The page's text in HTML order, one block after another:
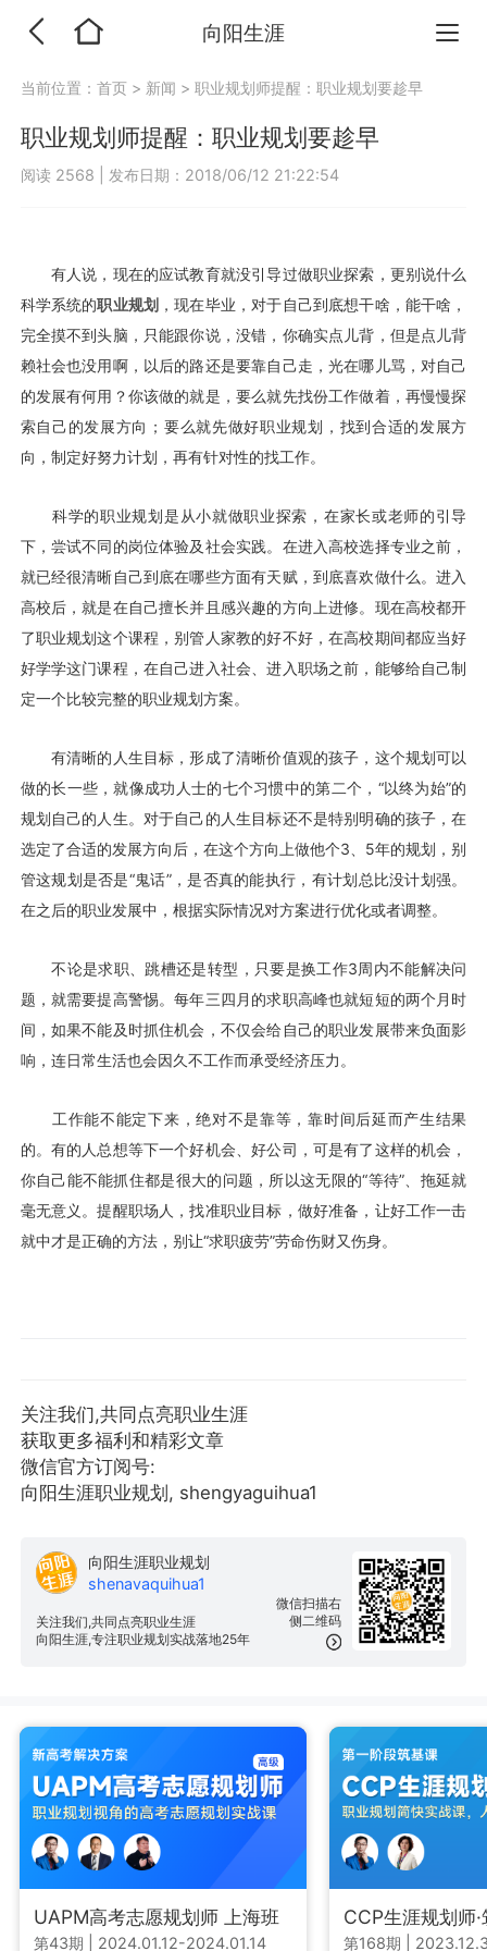
向阳生涯
当前位置：首页 > 新闻 >职业规划师提醒：职业规划要趁早
职业规划师提醒：职业规划要趁早
阅读 2568 发布日期：2018/06/12 21:22:54
有人说，现在的应试教育就没引导过做职业探索，更别说什么
科学系统的职业规划 ，现在毕业，对于自己到底想干啥，能干啥，
完全摸不到头脑，只能跟你说，没错，你确实点儿背，但是点儿背
赖社会也没用啊，以后的路还是要靠自己走，光在哪儿骂，对自己
的发展有何用？你该做的就是，要么就先找份工作做着，再慢慢探
索自己的发展方向；要么就先做好职业规划，找到合适的发展方
向，制定好努力计划，再有针对性的找工作。
科学的职业规划是从小就做职业探索，在家长或老师的引导
下，尝试不同的岗位体验及社会实践。在进入高校选择专业之前，
就已经很清晰自己到底在哪些方面有天赋，到底喜欢做什么。进入
高校后，就是在自己擅长并且感兴趣的方向上进修。现在高校都开
了职业规划这个课程，别管人家教的好不好，在高校期间都应当好
好学学这门课程，在自己进入社会、进入职场之前，能够给自己制
定一个比较完整的职业规划方案。
有清晰的人生目标，形成了清晰价值观的孩子，这个规划可以
做的长一些，就像成功人士的七个习惯中的第二个，“以终为始”的
规划自己的人生。对于自己的人生目标还不是特别明确的孩子，在
选定了合适的发展方向后，在这个方向上做他个3、5年的规划，别
管这规划是否是“鬼话”，是否真的能执行，有计划总比没计划强。
在之后的职业发展中，根据实际情况对方案进行优化或者调整。
不论是求职、跳槽还是转型，只要是换工作3周内不能解决问
题，就需要提高警惕。每年三四月的求职高峰也就短短的两个月时
间，如果不能及时抓住机会，不仅会给自己的职业发展带来负面影
响，连日常生活也会因久不工作而承受经济压力。
工作能不能定下来，绝对不是靠等，靠时间后延而产生结果
的。有的人总想等下一个好机会、好公司，可是有了这样的机会，
你自己能不能抓住都是很大的问题，所以这无限的“等待”、拖延就
毫无意义。提醒职场人，找准职业目标，做好准备，让好工作一击
就中才是正确的方法，别让“求职疲劳”劳命伤财又伤身。
关注我们,共同点亮职业生涯
获取更多福利和精彩文章
微信官方订阅号:
向阳生涯职业规划, shengyaguihua1
微信扫描右
侧二维码
向阳生涯职业规划
shenavaquihua1
关注我们,共同点亮职业生涯
向阳生涯,专注职业规划实战落地25年
UAPM高考志愿规划师 上海班
第43期 2024.01.12-2024.01.14
CCP生涯规划师
第168期